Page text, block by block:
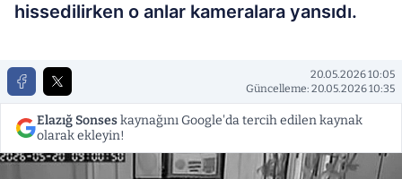
hissedilirken o anlar kameralara yansıdı.
20.05.2026 10:05
Güncelleme: 20.05.2026 10:35
Elazığ Sonseskaynağını Google'da tercih edilen kaynak
olarak ekleyin!